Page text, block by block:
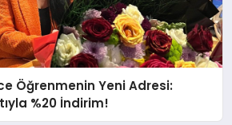
Öğrenmenin Yeni Adresi:
%20 İndirim!